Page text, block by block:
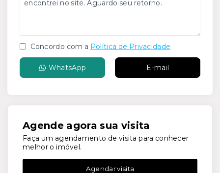
Concordo com a Política de Privacidade
WhatsApp E-mail
Agende agora sua visita
Faça um agendamento de visita para conhecer
melhor o imóvel.
Agendar visita